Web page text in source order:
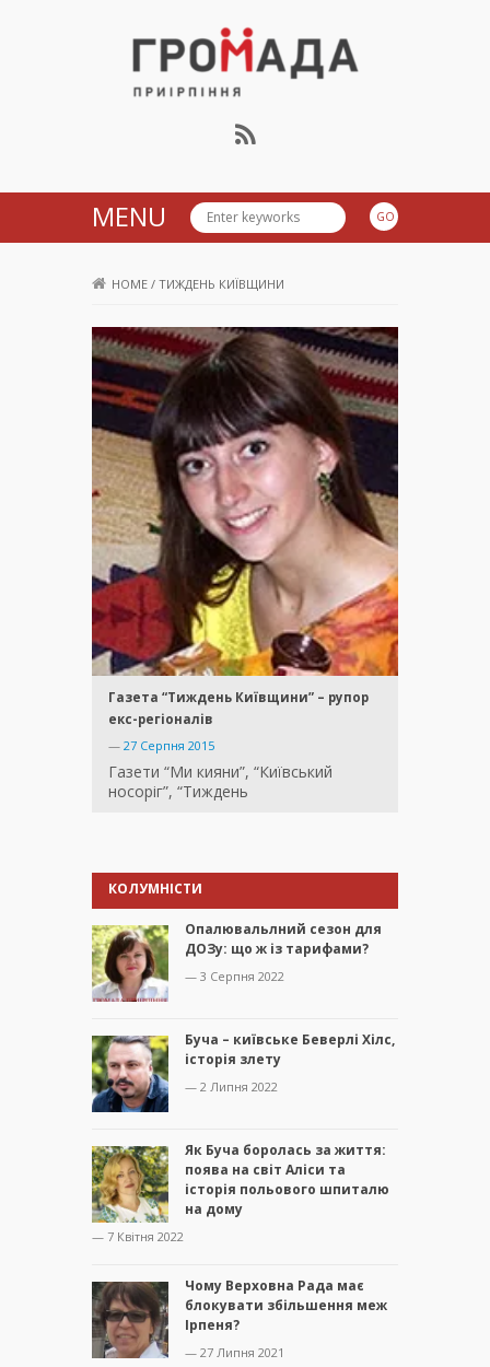
Громада Приірпіння
MENU
HOME / ТИЖДЕНЬ КИЇВЩИНИ
Газета “Тиждень Київщини” – рупор
екс-регіоналів
— 27 Серпня 2015
Газети “Ми кияни”, “Київський
носоріг”, “Тиждень
КОЛУМНІСТИ
Опалювальлний сезон для
ДОЗу: що ж із тарифами?
— 3 Серпня 2022
Буча – київське Беверлі Хілс,
історія злету
— 2 Липня 2022
Як Буча боролась за життя:
поява на світ Аліси та
історія польового шпиталю
на дому
— 7 Квітня 2022
Чому Верховна Рада має
блокувати збільшення меж
Ірпеня?
— 27 Липня 2021